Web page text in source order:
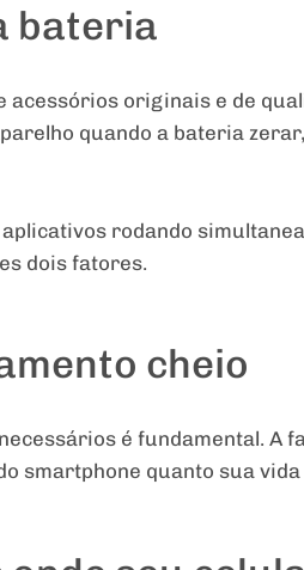
bateria
acessórios originais e de
quando a bateria
rodando
dois fatores.
cheio
é fundamental. A
smartphone quanto sua